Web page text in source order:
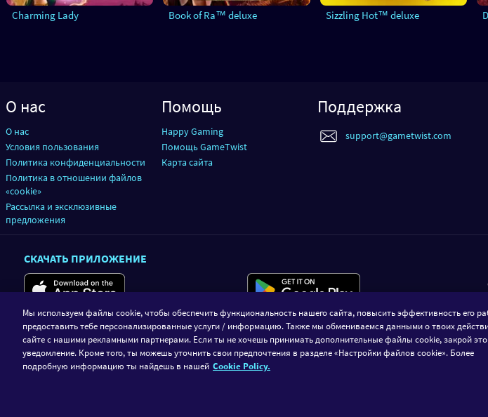
Charming Lady Book of Ra™ deluxe Sizzling Hot™ deluxe
О нас
О нас
Условия пользования
Политика конфиденциальности
Политика в отношении файлов
«cookie»
Рассылка и эксклюзивные
предложения
Помощь
Happy Gaming
Помощь GameTwist
Карта сайта
Поддержка
support@gametwist.com
СКАЧАТЬ ПРИЛОЖЕНИЕ
GameTwist является платформой социального казино. Игра должна
можете играть только на виртуальную валюту «Твисты». Участие в
GameTwist не предоставляет возможность конвертировать
Мы используем файлы cookie, чтобы обеспечить функциональность нашего сайта, повысить эффективность его
предоставить тебе персонализированные услуги / информацию. Также мы обмениваемся данными о твоих
сайте с нашими рекламными партнерами. Если ты не хочешь принимать дополнительные файлы cookie, закрой это
уведомление. Кроме того, ты можешь уточнить свои предпочтения в разделе «Настройки файлов cookie». Более
подробную информацию ты найдешь в нашей Cookie Policy.